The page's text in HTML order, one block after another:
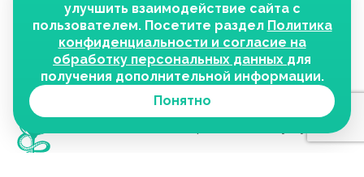
улучшить взаимодействие сайта с
пользователем. Посетите раздел Политика
конфиденциальности и согласие на
обработку персональных данных для
получения дополнительной информации.
Понятно